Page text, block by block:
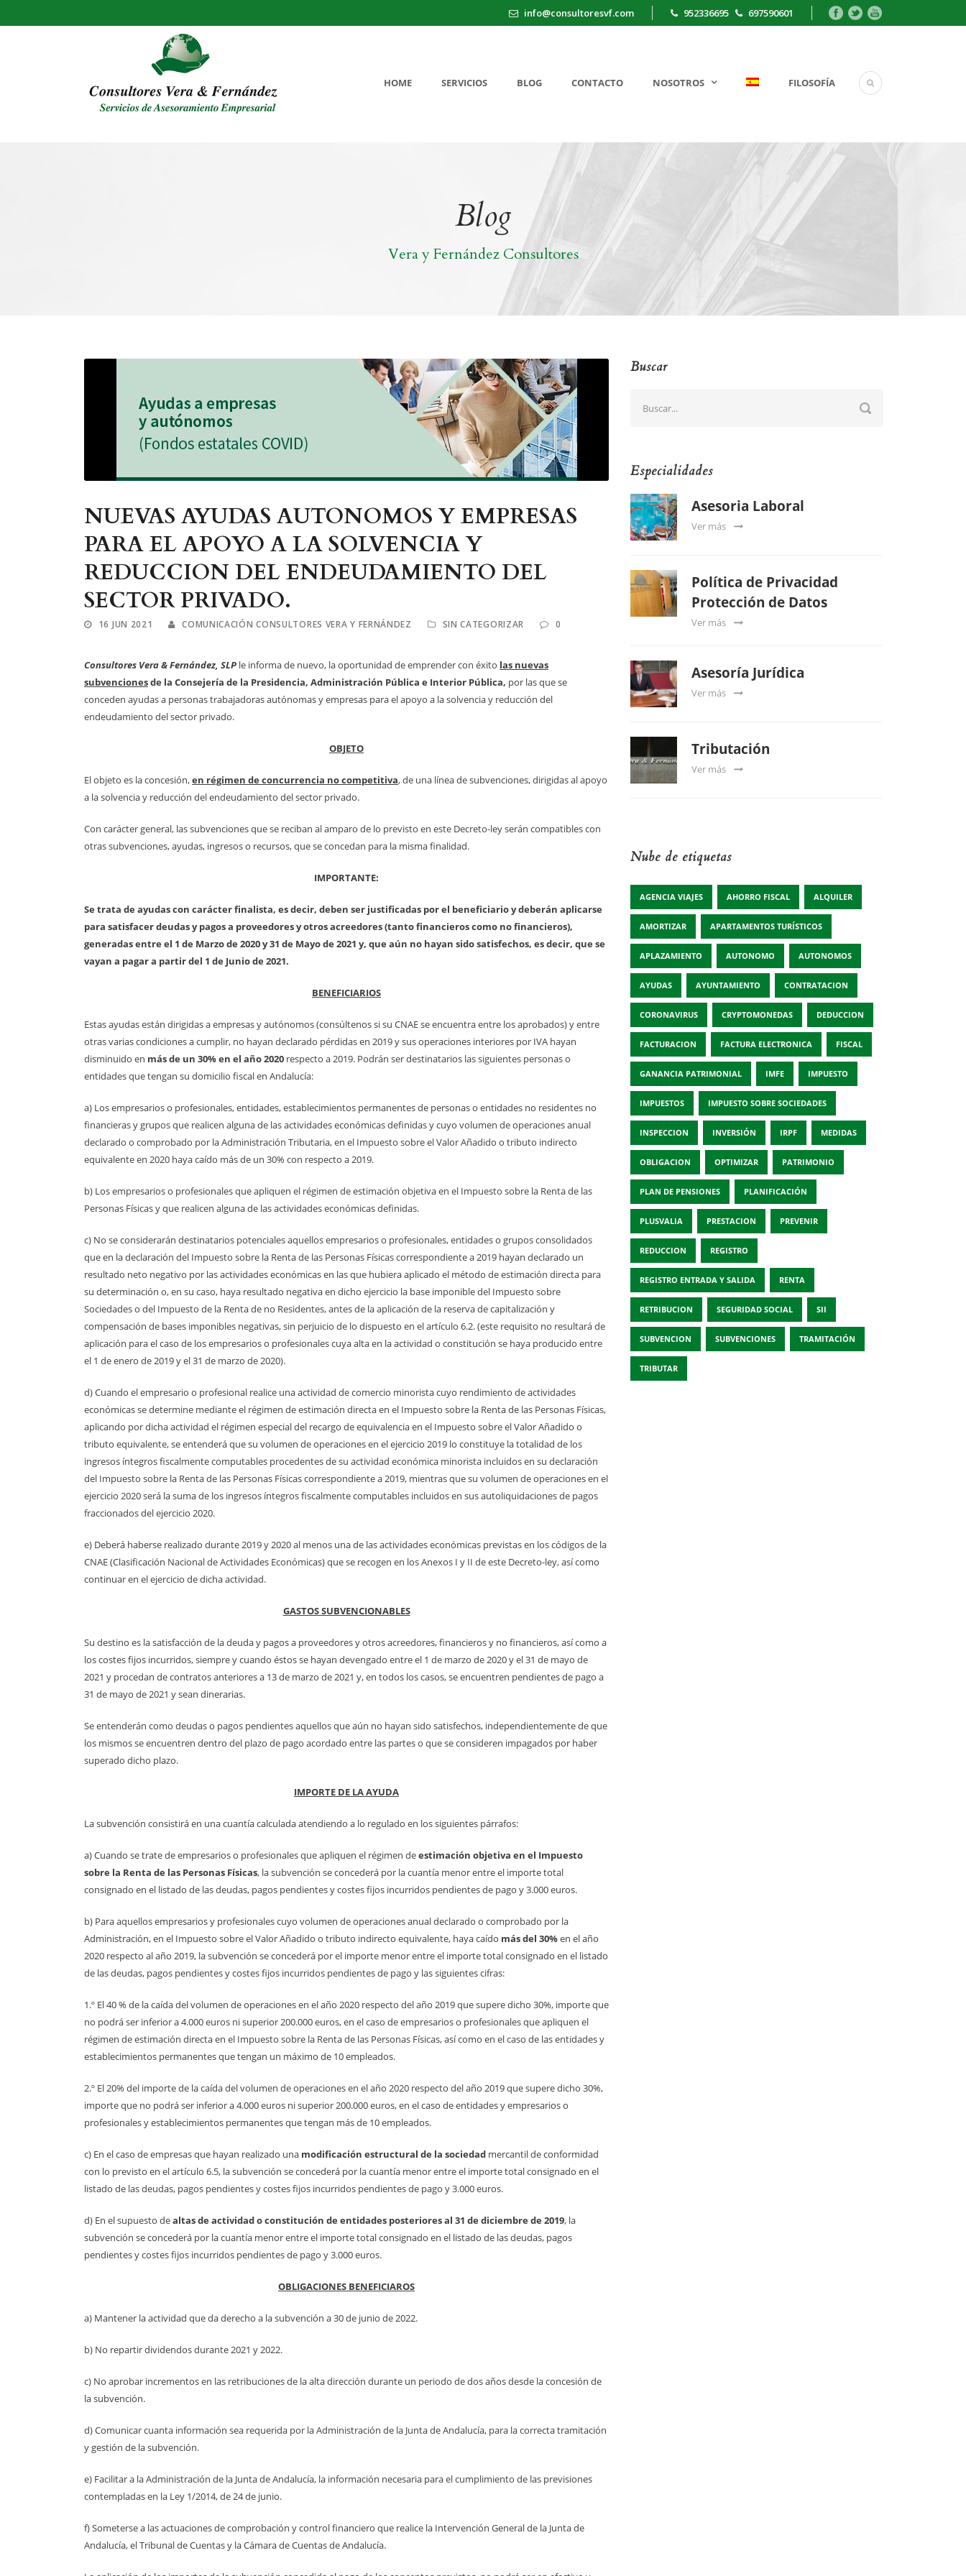
info@consultoresvf.com 952336695 697590601
HOME SERVICIOS BLOG CONTACTO NOSOTROS FILOSOFÍA
Blog
Vera y Fernández Consultores
NUEVAS AYUDAS AUTONOMOS Y EMPRESAS
PARA EL APOYO A LA SOLVENCIA Y
REDUCCION DEL ENDEUDAMIENTO DEL
SECTOR PRIVADO.
16 JUN 2021 COMUNICACIÓN CONSULTORES VERA Y FERNÁNDEZ SIN CATEGORIZAR 0
Consultores Vera & Fernández, SLP le informa de nuevo, la oportunidad de emprender con éxito las nuevas
subvencionesde la Consejería de la Presidencia, Administración Pública e Interior Pública, por las que se
conceden ayudas a personas trabajadoras autónomas y empresas para el apoyo a la solvencia y reducción del
endeudamiento del sector privado.
OBJETO
El objeto es la concesión,en régimen de concurrencia no competitiva, de una línea de subvenciones, dirigidas al apoyo
a la solvencia y reducción del endeudamiento del sector privado.
Con carácter general, las subvenciones que se reciban al amparo de lo previsto en este Decreto-ley serán compatibles con
otras subvenciones, ayudas, ingresos o recursos, que se concedan para la misma finalidad.
IMPORTANTE:
Se trata de ayudas con carácter finalista, es decir, deben ser justificadas por el beneficiario y deberán aplicarse
para satisfacer deudas y pagos a proveedores y otros acreedores (tanto financieros como no financieros),
generadas entre el 1 de Marzo de 2020 y 31 de Mayo de 2021 y, que aún no hayan sido satisfechos, es decir, que se
vayan a pagar a partir del 1 de Junio de 2021.
BENEFICIARIOS
Estas ayudas están dirigidas a empresas y autónomos (consúltenos si su CNAE se encuentra entre los aprobados) y entre
otras varias condiciones a cumplir, no hayan declarado pérdidas en 2019 y sus operaciones interiores por IVA hayan
disminuido en más de un 30% en el año 2020 respecto a 2019. Podrán ser destinatarios las siguientes personas o
entidades que tengan su domicilio fiscal en Andalucía:
a) Los empresarios o profesionales, entidades, establecimientos permanentes de personas o entidades no residentes no
financieras y grupos que realicen alguna de las actividades económicas definidas y cuyo volumen de operaciones anual
declarado o comprobado por la Administración Tributaria, en el Impuesto sobre el Valor Añadido o tributo indirecto
equivalente en 2020 haya caído más de un 30% con respecto a 2019.
b) Los empresarios o profesionales que apliquen el régimen de estimación objetiva en el Impuesto sobre la Renta de las
Personas Físicas y que realicen alguna de las actividades económicas definidas.
c) No se considerarán destinatarios potenciales aquellos empresarios o profesionales, entidades o grupos consolidados
que en la declaración del Impuesto sobre la Renta de las Personas Físicas correspondiente a 2019 hayan declarado un
resultado neto negativo por las actividades económicas en las que hubiera aplicado el método de estimación directa para
su determinación o, en su caso, haya resultado negativa en dicho ejercicio la base imponible del Impuesto sobre
Sociedades o del Impuesto de la Renta de no Residentes, antes de la aplicación de la reserva de capitalización y
compensación de bases imponibles negativas, sin perjuicio de lo dispuesto en el artículo 6.2. (este requisito no resultará de
aplicación para el caso de los empresarios o profesionales cuya alta en la actividad o constitución se haya producido entre
el 1 de enero de 2019 y el 31 de marzo de 2020).
d) Cuando el empresario o profesional realice una actividad de comercio minorista cuyo rendimiento de actividades
económicas se determine mediante el régimen de estimación directa en el Impuesto sobre la Renta de las Personas Físicas,
aplicando por dicha actividad el régimen especial del recargo de equivalencia en el Impuesto sobre el Valor Añadido o
tributo equivalente, se entenderá que su volumen de operaciones en el ejercicio 2019 lo constituye la totalidad de los
ingresos íntegros fiscalmente computables procedentes de su actividad económica minorista incluidos en su declaración
del Impuesto sobre la Renta de las Personas Físicas correspondiente a 2019, mientras que su volumen de operaciones en el
ejercicio 2020 será la suma de los ingresos íntegros fiscalmente computables incluidos en sus autoliquidaciones de pagos
fraccionados del ejercicio 2020.
e) Deberá haberse realizado durante 2019 y 2020 al menos una de las actividades económicas previstas en los códigos de la
CNAE (Clasificación Nacional de Actividades Económicas) que se recogen en los Anexos I y II de este Decreto-ley, así como
continuar en el ejercicio de dicha actividad.
GASTOS SUBVENCIONABLES
Su destino es la satisfacción de la deuda y pagos a proveedores y otros acreedores, financieros y no financieros, así como a
los costes fijos incurridos, siempre y cuando éstos se hayan devengado entre el 1 de marzo de 2020 y el 31 de mayo de
2021 y procedan de contratos anteriores a 13 de marzo de 2021 y, en todos los casos, se encuentren pendientes de pago a
31 de mayo de 2021 y sean dinerarias.
Se entenderán como deudas o pagos pendientes aquellos que aún no hayan sido satisfechos, independientemente de que
los mismos se encuentren dentro del plazo de pago acordado entre las partes o que se consideren impagados por haber
superado dicho plazo.
IMPORTE DE LA AYUDA
La subvención consistirá en una cuantía calculada atendiendo a lo regulado en los siguientes párrafos:
a) Cuando se trate de empresarios o profesionales que apliquen el régimen deestimación objetiva en el Impuesto
sobre la Renta de las Personas Físicas, la subvención se concederá por la cuantía menor entre el importe total
consignado en el listado de las deudas, pagos pendientes y costes fijos incurridos pendientes de pago y 3.000 euros.
b) Para aquellos empresarios y profesionales cuyo volumen de operaciones anual declarado o comprobado por la
Administración, en el Impuesto sobre el Valor Añadido o tributo indirecto equivalente, haya caído más del 30%en el año
2020 respecto al año 2019, la subvención se concederá por el importe menor entre el importe total consignado en el listado
de las deudas, pagos pendientes y costes fijos incurridos pendientes de pago y las siguientes cifras:
1.º El 40 % de la caída del volumen de operaciones en el año 2020 respecto del año 2019 que supere dicho 30%, importe que
no podrá ser inferior a 4.000 euros ni superior 200.000 euros, en el caso de empresarios o profesionales que apliquen el
régimen de estimación directa en el Impuesto sobre la Renta de las Personas Físicas, así como en el caso de las entidades y
establecimientos permanentes que tengan un máximo de 10 empleados.
2.º El 20% del importe de la caída del volumen de operaciones en el año 2020 respecto del año 2019 que supere dicho 30%,
importe que no podrá ser inferior a 4.000 euros ni superior 200.000 euros, en el caso de entidades y empresarios o
profesionales y establecimientos permanentes que tengan más de 10 empleados.
c) En el caso de empresas que hayan realizado una modificación estructural de la sociedad mercantil de conformidad
con lo previsto en el artículo 6.5, la subvención se concederá por la cuantía menor entre el importe total consignado en el
listado de las deudas, pagos pendientes y costes fijos incurridos pendientes de pago y 3.000 euros.
d) En el supuesto dealtas de actividad o constitución de entidades posteriores al 31 de diciembre de 2019, la
subvención se concederá por la cuantía menor entre el importe total consignado en el listado de las deudas, pagos
pendientes y costes fijos incurridos pendientes de pago y 3.000 euros.
OBLIGACIONES BENEFICIAROS
a) Mantener la actividad que da derecho a la subvención a 30 de junio de 2022.
b) No repartir dividendos durante 2021 y 2022.
c) No aprobar incrementos en las retribuciones de la alta dirección durante un periodo de dos años desde la concesión de
la subvención.
d) Comunicar cuanta información sea requerida por la Administración de la Junta de Andalucía, para la correcta tramitación
y gestión de la subvención.
e) Facilitar a la Administración de la Junta de Andalucía, la información necesaria para el cumplimiento de las previsiones
contempladas en la Ley 1/2014, de 24 de junio.
f) Someterse a las actuaciones de comprobación y control financiero que realice la Intervención General de la Junta de
Andalucía, el Tribunal de Cuentas y la Cámara de Cuentas de Andalucía.
Buscar
Especialidades
Asesoria Laboral
Ver más
Política de Privacidad
Protección de Datos
Ver más
Asesoría Jurídica
Ver más
Tributación
Ver más
Nube de etiquetas
AGENCIA VIAJES AHORRO FISCAL ALQUILER
AMORTIZAR APARTAMENTOS TURÍSTICOS
APLAZAMIENTO AUTONOMO AUTONOMOS
AYUDAS AYUNTAMIENTO CONTRATACION
CORONAVIRUS CRYPTOMONEDAS DEDUCCION
FACTURACION FACTURA ELECTRONICA FISCAL
GANANCIA PATRIMONIAL IMFE IMPUESTO
IMPUESTOS IMPUESTO SOBRE SOCIEDADES
INSPECCION INVERSIÓN IRPF MEDIDAS
OBLIGACION OPTIMIZAR PATRIMONIO
PLAN DE PENSIONES PLANIFICACIÓN
PLUSVALIA PRESTACION PREVENIR
REDUCCION REGISTRO
REGISTRO ENTRADA Y SALIDA RENTA
RETRIBUCION SEGURIDAD SOCIAL SII
SUBVENCION SUBVENCIONES TRAMITACIÓN
TRIBUTAR